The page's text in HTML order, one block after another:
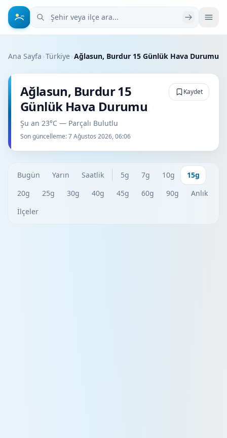
Şehir veya ilçe ara
Ana Sayfa ›Türkiye›Ağlasun, Burdur 15 Günlük Hava Durumu
Ağlasun, Burdur 15
Günlük Hava Durumu
Şu an 23°C — Parçalı Bulutlu
Son güncelleme:7 Ağustos 2026, 06:06
Kaydet
Bugün Yarın Saatlik 5g 7g 10g
15g
20g
25g 30g 40g 45g 60g 90g
Anlık
İlçeler